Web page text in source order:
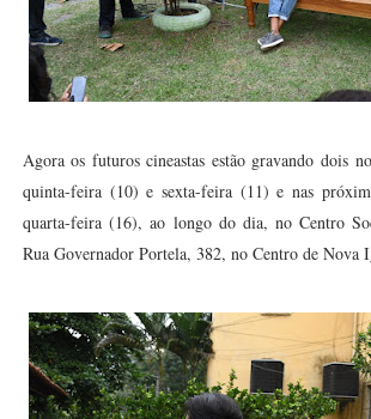
Agora os futuros cineastas estão gravando dois
quinta-feira (10) e sexta-feira (11) e nas
quarta-feira (16), ao longo do dia, no Centro
Rua Governador Portela, 382, no Centro de Nova